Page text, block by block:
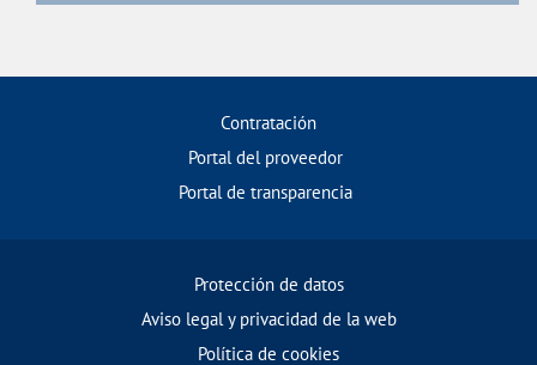
Contratación
Portal del proveedor
Portal de transparencia
Protección de datos
Aviso legal y privacidad de la web
Política de cookies